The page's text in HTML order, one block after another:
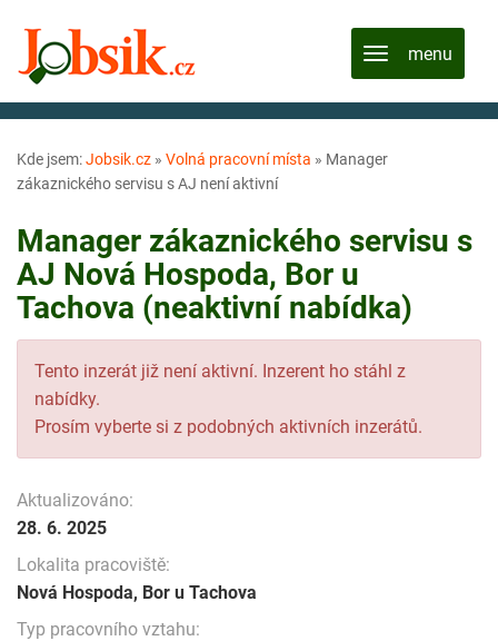
Kde jsem:Jobsik.cz » Volná pracovní místa » Manager
zákaznického servisu s AJ není aktivní
Manager zákaznického servisu s
AJ Nová Hospoda, Bor u
Tachova (neaktivní nabídka)
Tento inzerát již není aktivní. Inzerent ho stáhl z
nabídky.
Prosím vyberte si z podobných aktivních inzerátů.
Aktualizováno:
28. 6. 2025
Lokalita pracoviště:
Nová Hospoda, Bor u Tachova
Typ pracovního vztahu: